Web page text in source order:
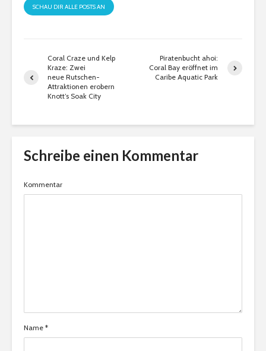
SCHAU DIR ALLE POSTS AN
Coral Craze und Kelp
Kraze: Zwei
neue Rutschen-
Attraktionen erobern
Knott’s Soak City
Piratenbucht ahoi:
Coral Bay eröffnet im
Caribe Aquatic Park
Schreibe einen Kommentar
Kommentar
Name *